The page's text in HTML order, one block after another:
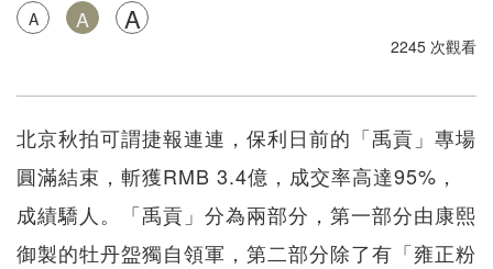
A A A
2245 次觀看
北京秋拍可謂捷報連連，保利日前的「禹貢」專場
圓滿結束，斬獲RMB 3.4億，成交率高達95%，
成績驕人。「禹貢」分為兩部分，第一部分由康熙
御製的牡丹盌獨自領軍，第二部分除了有「雍正粉